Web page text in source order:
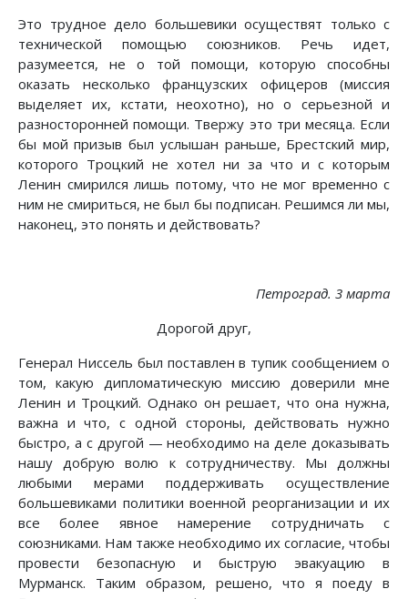
Это трудное дело большевики осуществят только с
технической помощью союзников. Речь идет,
разумеется, не о той помощи, которую способны
оказать несколько французских офицеров (миссия
выделяет их, кстати, неохотно), но о серьезной и
разносторонней помощи. Твержу это три месяца. Если
бы мой призыв был услышан раньше, Брестский мир,
которого Троцкий не хотел ни за что и с которым
Ленин смирился лишь потому, что не мог временно с
ним не смириться, не был бы подписан. Решимся ли мы,
наконец, это понять и действовать?
Петроград. 3 марта
Дорогой друг,
Генерал Ниссель был поставлен в тупик сообщением о
том, какую дипломатическую миссию доверили мне
Ленин и Троцкий. Однако он решает, что она нужна,
важна и что, с одной стороны, действовать нужно
быстро, а с другой — необходимо на деле доказывать
нашу добрую волю к сотрудничеству. Мы должны
любыми мерами поддерживать осуществление
большевиками политики военной реорганизации и их
все более явное намерение сотрудничать с
союзниками. Нам также необходимо их согласие, чтобы
провести безопасную и быструю эвакуацию в
Мурманск. Таким образом, решено, что я поеду в